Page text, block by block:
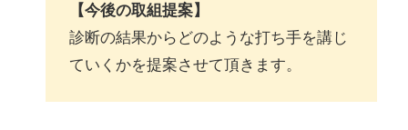
【今後の取組提案】
診断の結果からどのような打ち手を講じ
ていくかを提案させて頂きます。